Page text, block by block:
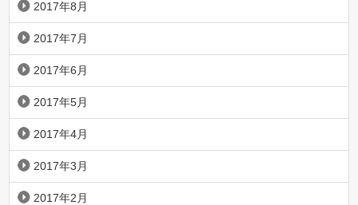
2017年8月
2017年7月
2017年6月
2017年5月
2017年4月
2017年3月
2017年2月